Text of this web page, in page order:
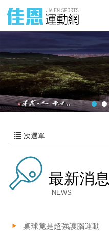
次選單
最新消息
NEWS
桌球竟是超強護腦運動